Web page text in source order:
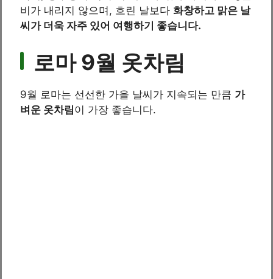
비가 내리지 않으며, 흐린 날보다 화창하고 맑은 날
씨가 더욱 자주 있어 여행하기 좋습니다.
로마 9월 옷차림
9월 로마는 선선한 가을 날씨가 지속되는 만큼 가
벼운 옷차림이 가장 좋습니다.